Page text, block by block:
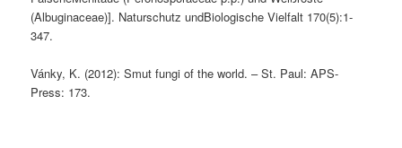
(Albuginaceae)]. Naturschutz undBiologische Vielfalt 170(5):1-
347.
Vánky, K. (2012): Smut fungi of the world. – St. Paul: APS-
Press: 173.